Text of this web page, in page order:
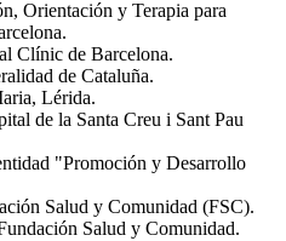
Orientación y Terapia para
Clínic de Barcelona.
de Cataluña.
Lérida.
de la Santa Creu i Sant Pau
"Promoción y Desarrollo
Salud y Comunidad (FSC).
Salud y Comunidad.